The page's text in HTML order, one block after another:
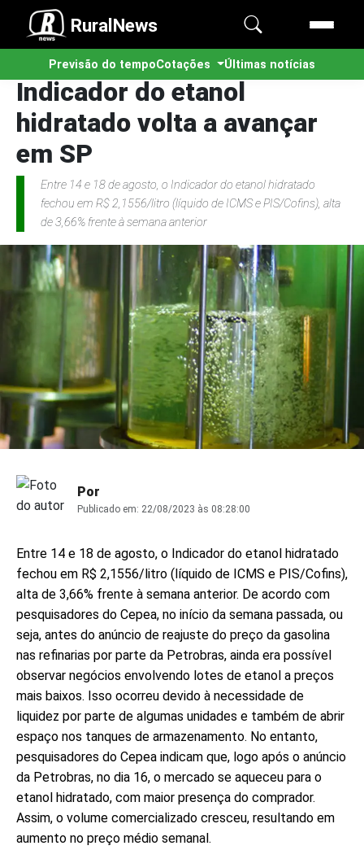
RuralNews
Previsão do tempoCotações Últimas notícias
Indicador do etanol
hidratado volta a avançar
em SP
Entre 14 e 18 de agosto, o Indicador do etanol hidratado
fechou em R$ 2,1556/litro (líquido de ICMS e PIS/Cofins), alta
de 3,66% frente à semana anterior
Por
Publicado em: 22/08/2023 às 08:28:00
Entre 14 e 18 de agosto, o Indicador do etanol hidratado
fechou em R$ 2,1556/litro (líquido de ICMS e PIS/Cofins),
alta de 3,66% frente à semana anterior. De acordo com
pesquisadores do Cepea, no início da semana passada, ou
seja, antes do anúncio de reajuste do preço da gasolina
nas refinarias por parte da Petrobras, ainda era possível
observar negócios envolvendo lotes de etanol a preços
mais baixos. Isso ocorreu devido à necessidade de
liquidez por parte de algumas unidades e também de abrir
espaço nos tanques de armazenamento. No entanto,
pesquisadores do Cepea indicam que, logo após o anúncio
da Petrobras, no dia 16, o mercado se aqueceu para o
etanol hidratado, com maior presença do comprador.
Assim, o volume comercializado cresceu, resultando em
aumento no preço médio semanal.